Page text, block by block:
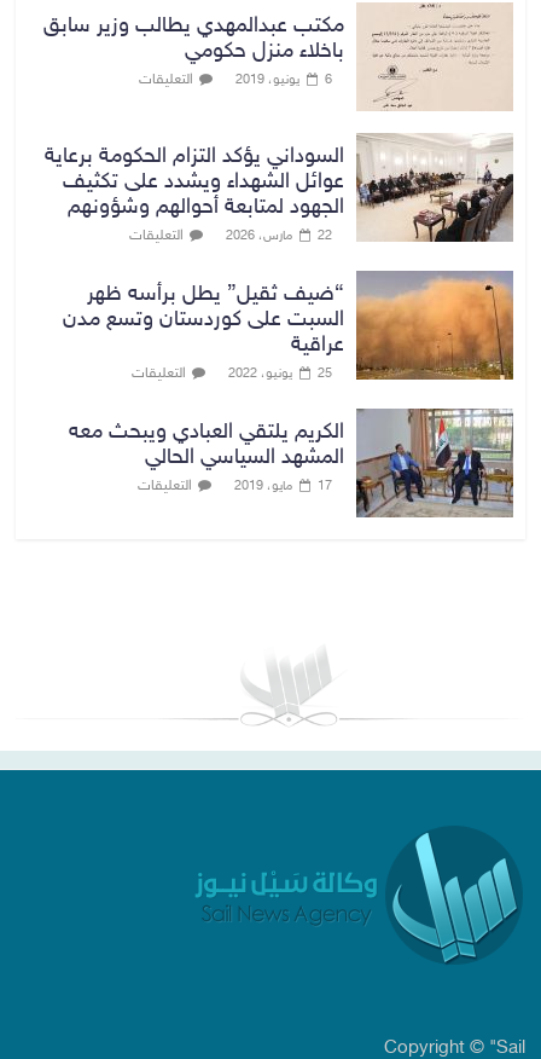
مكتب عبدالمهدي يطالب وزير سابق
باخلاء منزل حكومي
6 يونيو، 2019 التعليقات
السوداني يؤكد التزام الحكومة برعاية
عوائل الشهداء ويشدد على تكثيف
الجهود لمتابعة أحوالهم وشؤونهم
22 مارس، 2026 التعليقات
“ضيف ثقيل” يطل برأسه ظهر
السبت على كوردستان وتسع مدن
عراقية
25 يونيو، 2022 التعليقات
الكريم يلتقي العبادي ويبحث معه
المشهد السياسي الحالي
17 مايو، 2019 التعليقات
Copyright © "Sail